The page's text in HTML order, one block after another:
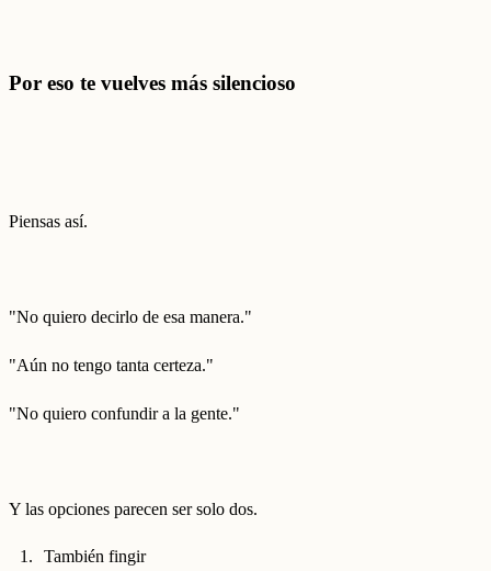
Por eso te vuelves más silencioso
Piensas así.
"No quiero decirlo de esa manera."
"Aún no tengo tanta certeza."
"No quiero confundir a la gente."
Y las opciones parecen ser solo dos.
También fingir